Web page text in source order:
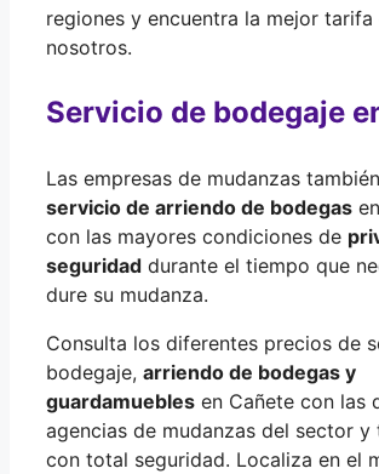
regiones y encuentra la mejor tarifa
nosotros.
Servicio de bodegaje
Las empresas de mudanzas
servicio de arriendo de bodegas en
con las mayores condiciones de
seguridad durante el tiempo que
dure su mudanza.
Consulta los diferentes precios de
bodegaje, arriendo de bodegas y
guardamuebles en Cañete con las
agencias de mudanzas del sector y
con total seguridad. Localiza en el